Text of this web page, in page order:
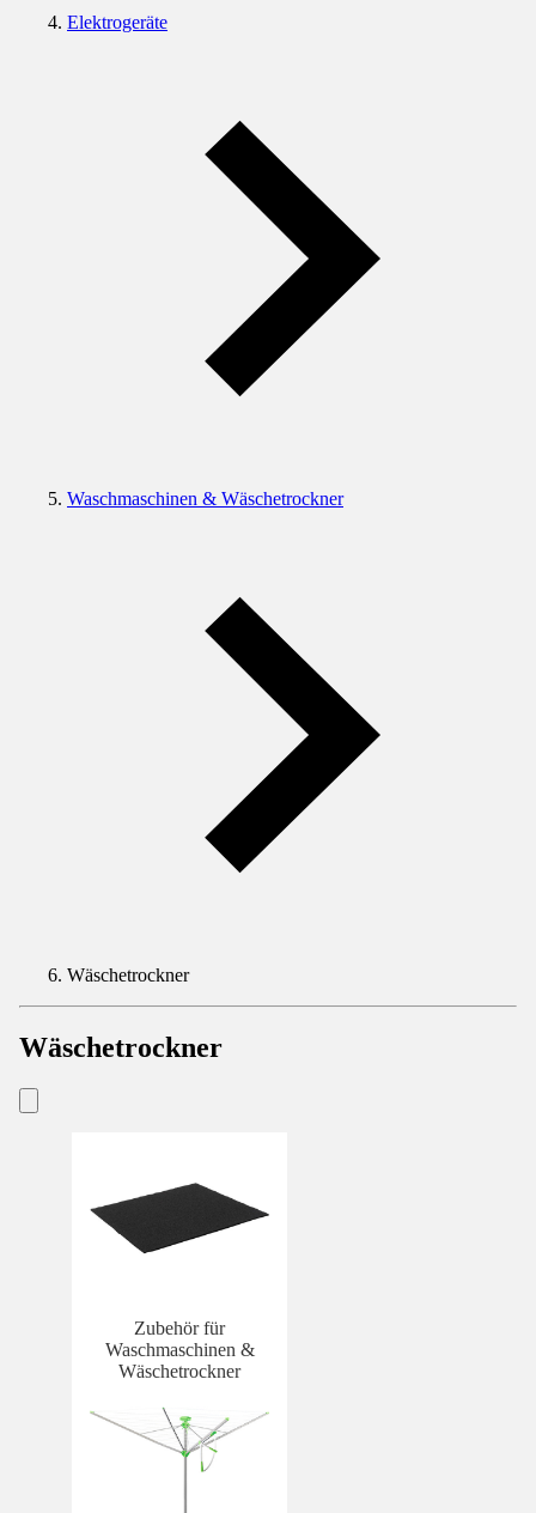
Elektrogeräte
Waschmaschinen & Wäschetrockner
Wäschetrockner
Wäschetrockner
Zubehör für
Waschmaschinen &
Wäschetrockner